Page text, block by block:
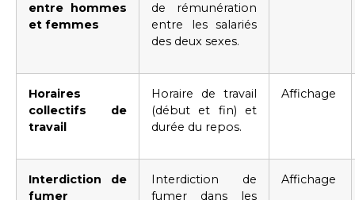
entre hommes
et femmes
de rémunération
entre les salariés
des deux sexes.
Horaires
collectifs de
travail
Horaire de travail
(début et fin) et
durée du repos.
Affichage
Interdiction de
fumer
Interdiction de
fumer dans les
Affichage